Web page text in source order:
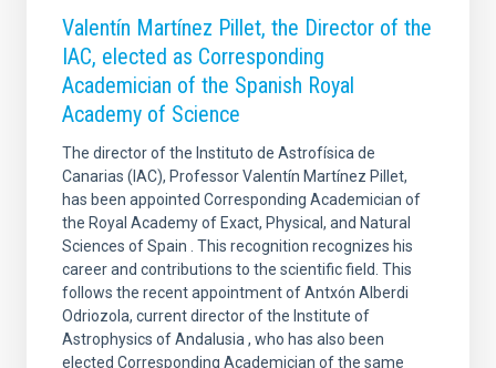
Valentín Martínez Pillet, the Director of the
IAC, elected as Corresponding
Academician of the Spanish Royal
Academy of Science
The director of the Instituto de Astrofísica de
Canarias (IAC), Professor Valentín Martínez Pillet,
has been appointed Corresponding Academician of
the Royal Academy of Exact, Physical, and Natural
Sciences of Spain . This recognition recognizes his
career and contributions to the scientific field. This
follows the recent appointment of Antxón Alberdi
Odriozola, current director of the Institute of
Astrophysics of Andalusia , who has also been
elected Corresponding Academician of the same